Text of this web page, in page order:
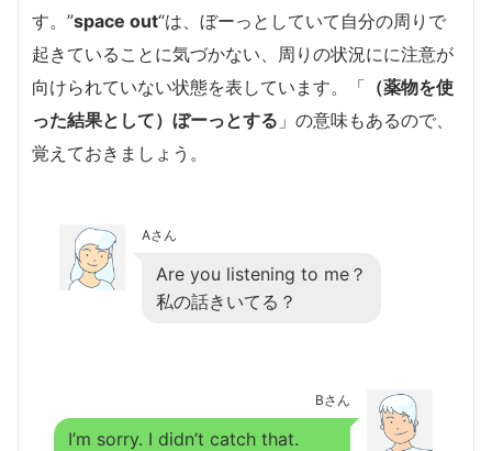
す。”space out“は、ぼーっとしていて自分の周りで
起きていることに気づかない、周りの状況にに注意が
向けられていない状態を表しています。「 （薬物を使
った結果として）ぼーっとする 」の意味もあるので、
覚えておきましょう。
Aさん
Are you listening to me？
私の話きいてる？
Bさん
I’m sorry. I didn’t catch that.